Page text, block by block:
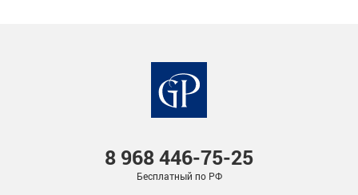
8 968446-75-25
Бесплатный по РФ